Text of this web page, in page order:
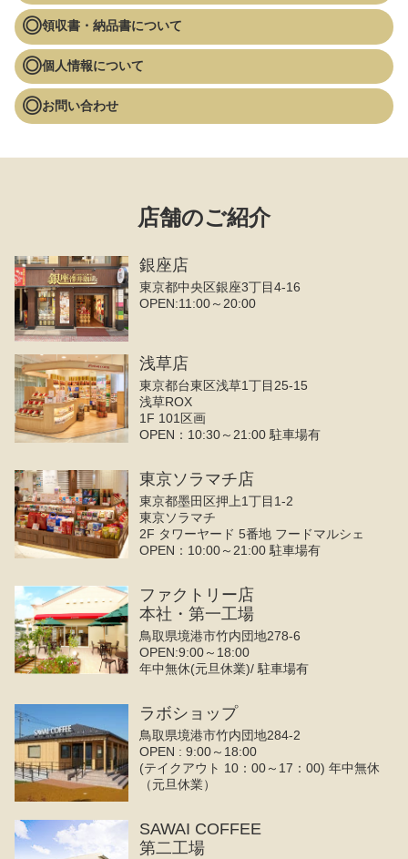
領収書・納品書について
個人情報について
お問い合わせ
店舗のご紹介
銀座店
東京都中央区銀座3丁目4‐16
OPEN:11:00～20:00
浅草店
東京都台東区浅草1丁目25-15
浅草ROX
1F 101区画
OPEN：10:30～21:00 駐車場有
東京ソラマチ店
東京都墨田区押上1丁目1-2
東京ソラマチ
2F タワーヤード 5番地 フードマルシェ
OPEN：10:00～21:00 駐車場有
ファクトリー店
本社・第一工場
鳥取県境港市竹内団地278-6
OPEN:9:00～18:00
年中無休(元旦休業)/ 駐車場有
ラボショップ
鳥取県境港市竹内団地284-2
OPEN : 9:00～18:00
(テイクアウト 10：00～17：00) 年中無休
（元旦休業）
SAWAI COFFEE
第二工場